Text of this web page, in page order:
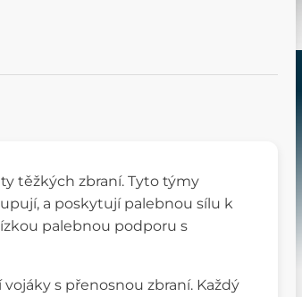
těžkých zbraní. Tyto týmy
a poskytují palebnou sílu k
palebnou podporu s
s přenosnou zbraní. Každý